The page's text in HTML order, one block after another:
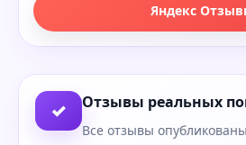
Яндекс
✓ Отзывы реальных
Все отзывы